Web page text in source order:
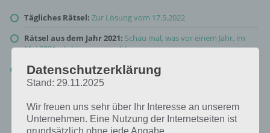
Tägliches Rätsel: Zur Lösung vom 17.5.2022
Rätsel aus dem Jahr 2021: Schau mal, was vor einem Jahr, im
Mai 2021, als Lösung gesucht war
Zur Übersicht :4 Bilder 1 Wort Lösungen zu Traumberufe im Mai
2022!
Datenschutzerklärung
Stand: 29.11.2025
Wir freuen uns sehr über Ihr Interesse an unserem
Unternehmen. Eine Nutzung der Internetseiten ist
grundsätzlich ohne jede Angabe